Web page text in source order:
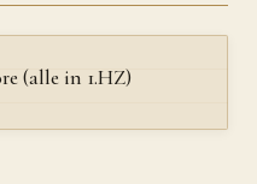
(alle in 1.HZ)